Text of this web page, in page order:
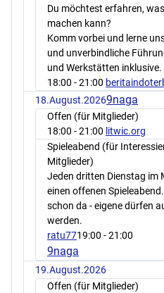
Du möchtest erfahren,
machen kann?
Komm vorbei und lerne
und unverbindliche
und Werkstätten inklusive.
18:00 - 21:00
18.August.20269naga
Offen (für Mitglieder)
18:00 - 21:00 litwic.org
Spieleabend (für
Mitglieder)
Jeden dritten Dienstag im
einen offenen
schon da - eigene dürfen
werden.
ratu7719:00 - 21:00
9naga
19.August.2026
Offen (für Mitglieder)